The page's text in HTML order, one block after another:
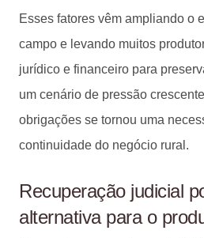
Esses fatores vêm ampliando o
campo e levando muitos
jurídico e financeiro para
um cenário de pressão
obrigações se tornou uma
continuidade do negócio rural.
Recuperação judicial
alternativa para o